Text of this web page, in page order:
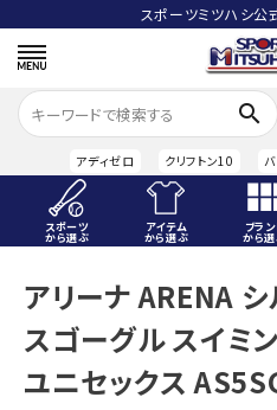
スポーツミツハシ公
search
アディゼロ クリフトン10
スポーツ
から選ぶ
アイテム
から選ぶ
ブラン
から
ACCOUNT MENU
ようこそ ゲスト 様
meeting_room ログイン person 会員登
アリーナ ARENA シ
スゴーグル スイミ
ユニセックス